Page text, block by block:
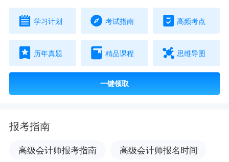
学习计划 考试指南 高频考点
历年真题 精品课程 思维导图
一键领取
报考指南
高级会计师报考指南 高级会计师报名时间